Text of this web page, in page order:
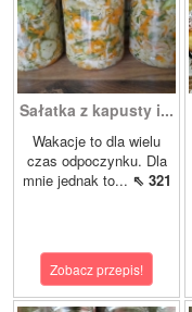
Sałatka z kapusty i...
Wakacje to dla wielu
czas odpoczynku. Dla
mnie jednak to... ⇖ 321
Zobacz przepis!